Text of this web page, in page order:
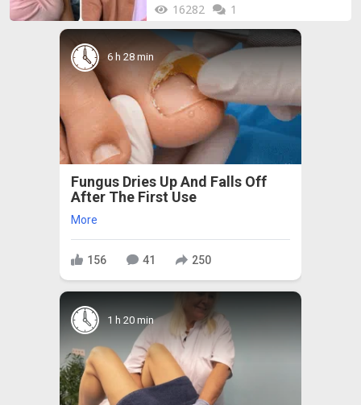
16282 1
6 h 28 min
Fungus Dries Up And Falls Off
After The First Use
More
156 41 250
1 h 20 min